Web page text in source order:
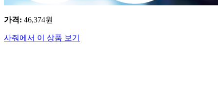
가격: 46,374원
사줘에서 이 상품 보기